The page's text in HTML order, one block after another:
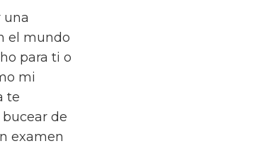
una
el mundo
para ti o
mi
te
de
examen